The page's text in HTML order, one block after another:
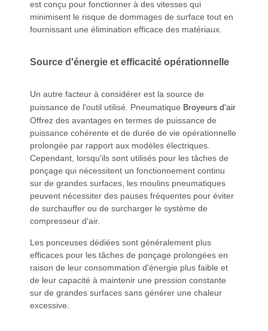
est conçu pour fonctionner à des vitesses qui
minimisent le risque de dommages de surface tout en
fournissant une élimination efficace des matériaux.
Source d'énergie et efficacité opérationnelle
Un autre facteur à considérer est la source de
puissance de l'outil utilisé. Pneumatique Broyeurs d'air
Offrez des avantages en termes de puissance de
puissance cohérente et de durée de vie opérationnelle
prolongée par rapport aux modèles électriques.
Cependant, lorsqu'ils sont utilisés pour les tâches de
ponçage qui nécessitent un fonctionnement continu
sur de grandes surfaces, les moulins pneumatiques
peuvent nécessiter des pauses fréquentes pour éviter
de surchauffer ou de surcharger le système de
compresseur d'air.
Les ponceuses dédiées sont généralement plus
efficaces pour les tâches de ponçage prolongées en
raison de leur consommation d'énergie plus faible et
de leur capacité à maintenir une pression constante
sur de grandes surfaces sans générer une chaleur
excessive.